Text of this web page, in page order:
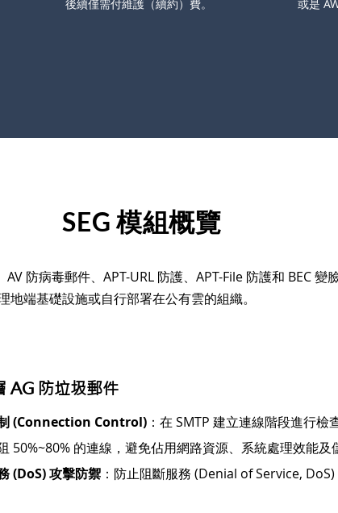
後續僅需付維護（續約）費。
或是
SEG 模組概覽
防病毒郵件、APT-URL 防護、APT-File 防護和 BEC 變
端基礎設施或自行部署在公有雲的組織。
AG 防垃圾郵件
(Connection Control) ：在 SMTP 建立連線階段進行
50%~80% 的連線，避免佔用網路資源、系統處理效能及
(DoS) 攻擊防禦 ：防止阻斷服務 (Denial of Service,